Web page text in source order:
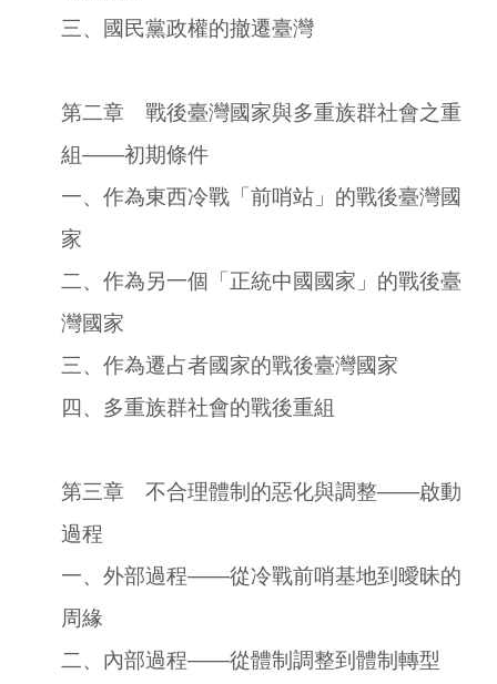
三、國民黨政權的撤遷臺灣
第二章 戰後臺灣國家與多重族群社會之重
組――初期條件
一、作為東西冷戰「前哨站」的戰後臺灣國
家
二、作為另一個「正統中國國家」的戰後臺
灣國家
三、作為遷占者國家的戰後臺灣國家
四、多重族群社會的戰後重組
第三章 不合理體制的惡化與調整――啟動
過程
一、外部過程――從冷戰前哨基地到曖昧的
周緣
二、內部過程――從體制調整到體制轉型